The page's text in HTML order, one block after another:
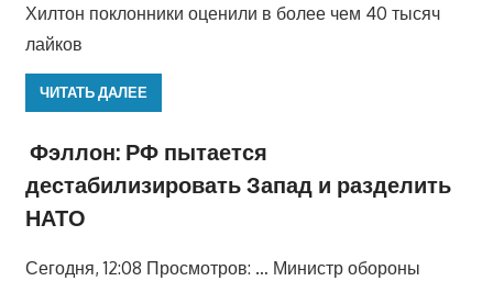
Хилтон поклонники оценили в более чем 40 тысяч
лайков
ЧИТАТЬ ДАЛЕЕ
Фэллон: РФ пытается
дестабилизировать Запад и разделить
НАТО
Сегодня, 12:08 Просмотров: … Министр обороны